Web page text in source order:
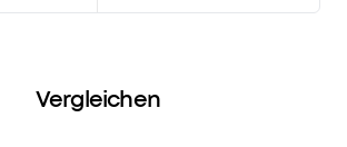
Vergleichen